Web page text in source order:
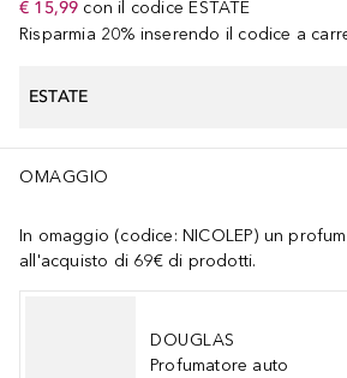
€ 15,99 con il codice ESTATE
Risparmia 20% inserendo il codice a
ESTATE
OMAGGIO
In omaggio (codice: NICOLEP) un
all'acquisto di 69€ di prodotti.
DOUGLAS
Profumatore auto